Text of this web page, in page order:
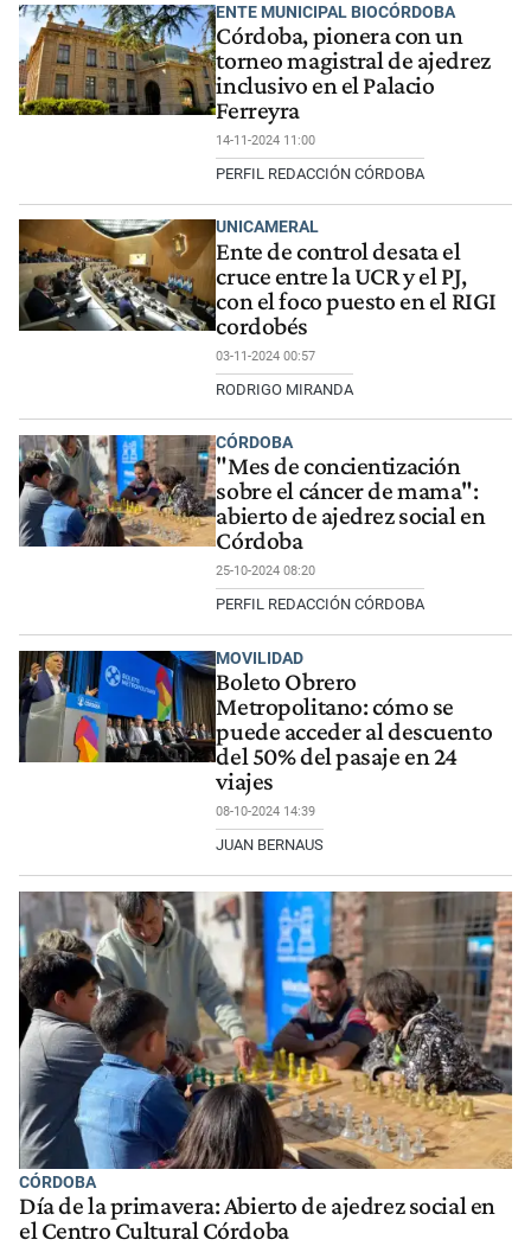
ENTE MUNICIPAL BIOCÓRDOBA
Córdoba, pionera con un
torneo magistral de ajedrez
inclusivo en el Palacio
Ferreyra
14-11-2024 11:00
PERFIL REDACCIÓN CÓRDOBA
UNICAMERAL
Ente de control desata el
cruce entre la UCR y el PJ,
con el foco puesto en el RIGI
cordobés
03-11-2024 00:57
RODRIGO MIRANDA
CÓRDOBA
"Mes de concientización
sobre el cáncer de mama":
abierto de ajedrez social en
Córdoba
25-10-2024 08:20
PERFIL REDACCIÓN CÓRDOBA
MOVILIDAD
Boleto Obrero
Metropolitano: cómo se
puede acceder al descuento
del 50% del pasaje en 24
viajes
08-10-2024 14:39
JUAN BERNAUS
CÓRDOBA
Día de la primavera: Abierto de ajedrez social en
el Centro Cultural Córdoba